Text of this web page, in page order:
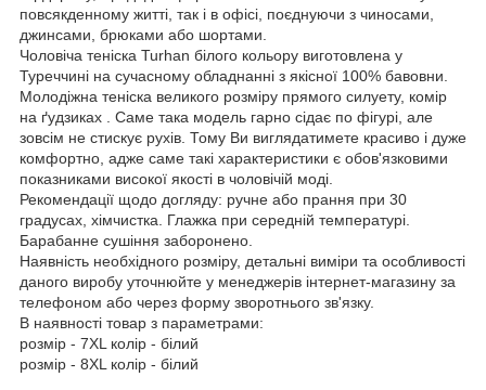
повсякденному житті, так і в офісі, поєднуючи з чиносами,
джинсами, брюками або шортами.
Чоловіча теніска Turhan білого кольору виготовлена у
Туреччині на сучасному обладнанні з якісної 100% бавовни.
Молодіжна теніска великого розміру прямого силуету, комір
на ґудзиках . Саме така модель гарно сідає по фігурі, але
зовсім не стискує рухів. Тому Ви виглядатимете красиво і дуже
комфортно, адже саме такі характеристики є обов'язковими
показниками високої якості в чоловічій моді.
Рекомендації щодо догляду: ручне або прання при 30
градусах, хімчистка. Глажка при середній температурі.
Барабанне сушіння заборонено.
Наявність необхідного розміру, детальні виміри та особливості
даного виробу уточнюйте у менеджерів інтернет-магазину за
телефоном або через форму зворотнього зв'язку.
В наявності товар з параметрами:
розмір - 7XL колір - білий
розмір - 8XL колір - білий